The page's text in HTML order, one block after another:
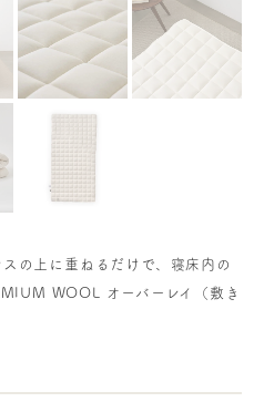
の上に重ねるだけで、寝床内の
WOOL オーバーレイ（敷き